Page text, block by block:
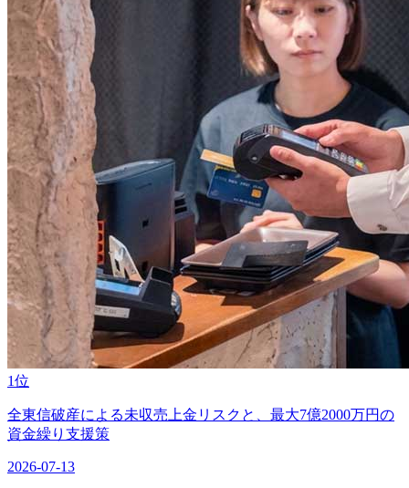
1位
全東信破産による未収売上金リスクと、最大7億2000万円の
資金繰り支援策
2026-07-13